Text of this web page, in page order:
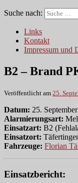
Suche nach:
Links
Kontakt
Impressum und
B2 – Brand
Veröffentlicht am 25.
Datum: 25.
Alarmierungsart:
Einsatzart: B2
Einsatzort:
Fahrzeuge: Florian
Einsatzbericht: